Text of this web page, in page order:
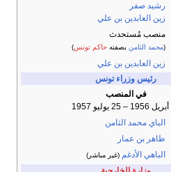
رشيد صفر
زين العابدين بن علي
منصب مُستحدث
(محمد الثامن بصفته حاكم تونس)
زين العابدين بن علي
رئيس وزراء تونس
في المنصب
الباي محمد الثامن
طاهر بن عمار
الباهي الأدغم (غير مباشر)